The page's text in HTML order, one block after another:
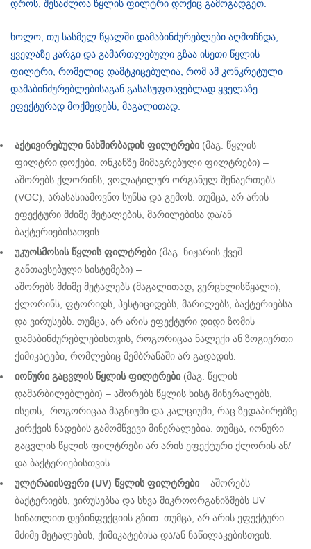
დროს, შესაძლოა წყლის ფილტრი დოქიც გამოგადგეთ.
ხოლო, თუ სასმელ წყალში დამაბინძურებლები აღმოჩნდა,
ყველაზე კარგი და გამართლებული გზაა ისეთი წყლის
ფილტრი, რომელიც დამტკიცებულია, რომ ამ კონკრეტული
დამაბინძურებლებისაგან გასასუფთავებლად ყველაზე
ეფექტურად მოქმედებს, მაგალითად:
აქტივირებული ნახშირბადის ფილტრები (მაგ: წყლის
ფილტრი დოქები, ონკანზე მიმაგრებული ფილტრები) –
აშორებს ქლორინს, ვოლატილურ ორგანულ შენაერთებს
(VOC), არასასიამოვნო სუნსა და გემოს. თუმცა, არ არის
ეფექტური მძიმე მეტალების, მარილებისა და/ან
ბაქტერიებისათვის.
უკუოსმოსის წყლის ფილტრები (მაგ: ნიჟარის ქვეშ
განთავსებული სისტემები) –
აშორებს მძიმე მეტალებს (მაგალითად, ვერცხლისწყალი),
ქლორინს, ფტორიდს, პესტიციდებს, მარილებს, ბაქტერიებსა
და ვირუსებს. თუმცა, არ არის ეფექტური დიდი ზომის
დამაბინძურებლებისთვის, როგორიცაა ნალექი ან ზოგიერთი
ქიმიკატები, რომლებიც მემბრანაში არ გადადის.
იონური გაცვლის წყლის ფილტრები (მაგ: წყლის
დამარბილებლები) – აშორებს წყლის ხისტ მინერალებს,
ისეთს, როგორიცაა მაგნიუმი და კალციუმი, რაც ზედაპირებზე
კირქვის ნადების გამომწვევი მინერალებია. თუმცა, იონური
გაცვლის წყლის ფილტრები არ არის ეფექტური ქლორის ან/
და ბაქტერიებისთვის.
ულტრაიისფერი (UV) წყლის ფილტრები – აშორებს
ბაქტერიებს, ვირუსებსა და სხვა მიკროორგანიზმებს UV
სინათლით დეზინფექციის გზით. თუმცა, არ არის ეფექტური
მძიმე მეტალების, ქიმიკატებისა და/ან ნაწილაკებისთვის.